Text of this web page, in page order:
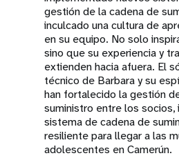
gestión de la cadena de
inculcado una cultura de
en su equipo. No solo
sino que su experiencia y
extienden hacia afuera. El
técnico de Barbara y su
han fortalecido la gestión
suministro entre los socios,
sistema de cadena de
resiliente para llegar a las
adolescentes en Camerún.